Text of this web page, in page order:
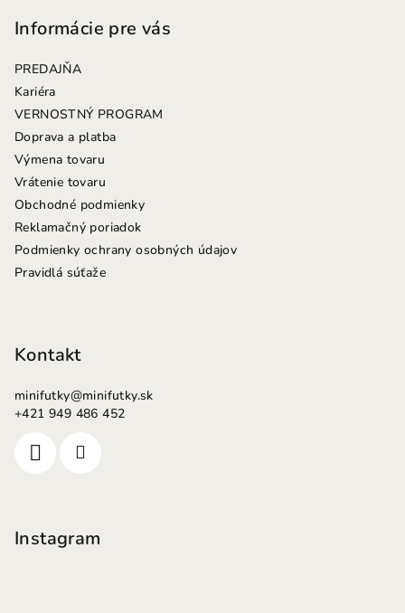
Informácie pre vás
PREDAJŇA
Kariéra
VERNOSTNÝ PROGRAM
Doprava a platba
Výmena tovaru
Vrátenie tovaru
Obchodné podmienky
Reklamačný poriadok
Podmienky ochrany osobných údajov
Pravidlá súťaže
Kontakt
minifutky@minifutky.sk
+421 949 486 452
Instagram